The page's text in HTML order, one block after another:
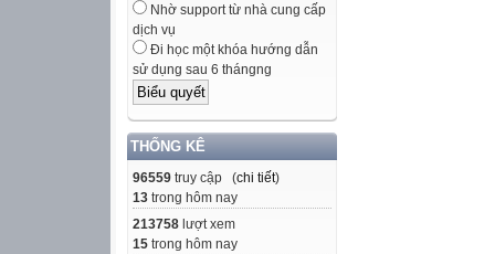
Nhờ support từ nhà cung cấp
dịch vụ
Đi học một khóa hướng dẫn
sử dụng sau 6 thángng
THỐNG KÊ
96559 truy cập (chi tiết)
13 trong hôm nay
213758 lượt xem
15 trong hôm nay